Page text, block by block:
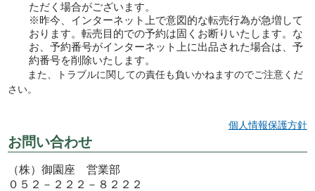
ただく場合がございます。
昨今、インターネット上で意図的な転売行為が急増して
おります。転売⽬的での予約は固くお断りいたします。な
お、予約番号がインターネット上に出品された場合は、予
約番号を削除いたします。
また、トラブルに関しての責任も負いかねますのでご注意くだ
さい。
個人情報保護方針
お問い合わせ
（株）御園座 営業部
０５２－２２２－８２２２